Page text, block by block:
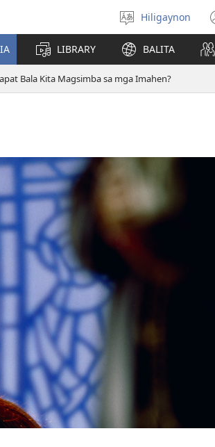
Magpili
sing
lenguahe
Hiligaynon
LIBRARY BALITA
Bala Kita Magsimba sa mga Imahen?